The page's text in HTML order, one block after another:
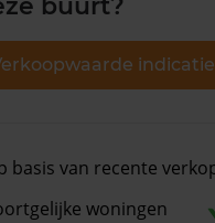
buurt?
basis van recente
woningen